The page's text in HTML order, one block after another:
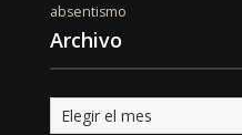
absentismo
Archivo
Archivo